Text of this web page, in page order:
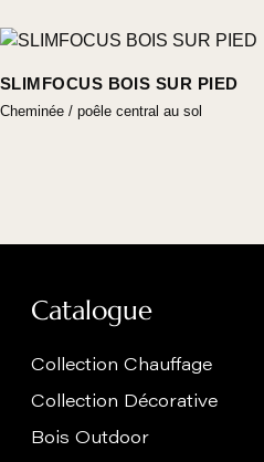
SLIMFOCUS BOIS SUR PIED
Cheminée / poêle central au sol
Catalogue
Collection Chauffage
Collection Décorative
Bois Outdoor